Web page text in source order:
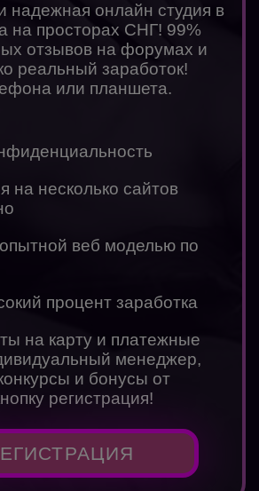
надежная онлайн студия в
на просторах СНГ! 99%
отзывов на форумах и
реальный заработок!
или планшета.
на несколько сайтов
веб моделью по
процент заработка
на карту и платежные
менеджер,
и бонусы от
регистрация!